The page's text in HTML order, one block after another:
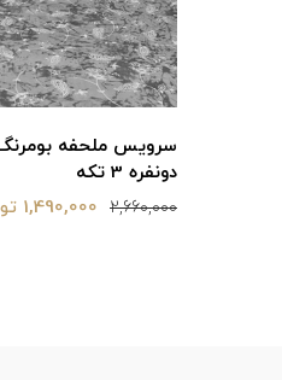
دونفره 3 تکه
2,660,000 1,490,000 تومان